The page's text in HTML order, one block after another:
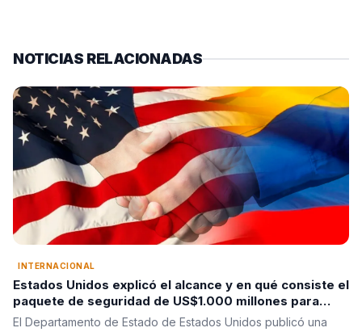
NOTICIAS RELACIONADAS
INTERNACIONAL
Estados Unidos explicó el alcance y en qué consiste el
paquete de seguridad de US$1.000 millones para
Colombia tras la posesión de Abelardo De La Espriella
El Departamento de Estado de Estados Unidos publicó una